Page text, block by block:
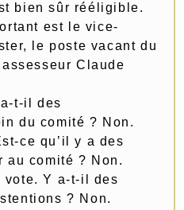
bien sûr rééligible.
est le vice-
le poste vacant du
Claude
t-il des
du comité ? Non.
ce qu’il y a des
au comité ? Non.
vote. Y a-t-il des
? Non.